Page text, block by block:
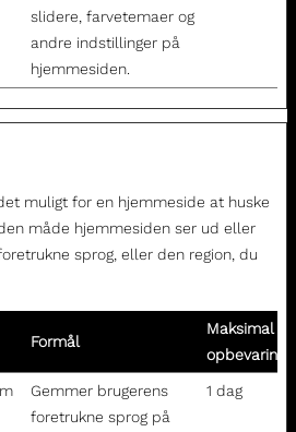
slidere, farvetemaer og
andre indstillinger på
hjemmesiden.
muligt for en hjemmeside at huske
måde hjemmesiden ser ud eller
sprog, eller den region, du
Formål
Maksimal
Gemmer brugerens
foretrukne sprog på
1 dag